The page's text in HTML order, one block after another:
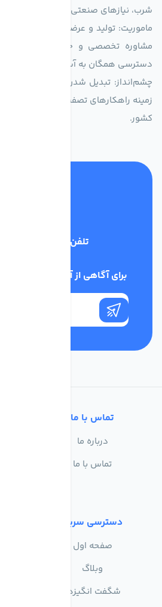
شرب، نیازهای صنعتی و کشاورزی طراحی
ماموریت: تولید و عرضه محصولاتی با
مشاوره تخصصی و خدمات پس از
دسترسی همگان به آب پاک و سالم.
چشم‌انداز: تبدیل شدن به انتخاب اول
زمینه راهکارهای تصفیه آب و ایفای
کشور.
تلفن پشتیبانی
برای آگاهی از آخرین اخبار در
تماس با ما
درباره ما
تماس با ما
دسترسی سریع
صفحه اول
وبلاگ
شگفت انگیزها